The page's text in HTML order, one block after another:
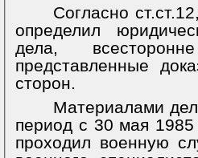
Согласно
определил
дела,
представленные
сторон.
Материалами
период с 30 мая
проходил военную